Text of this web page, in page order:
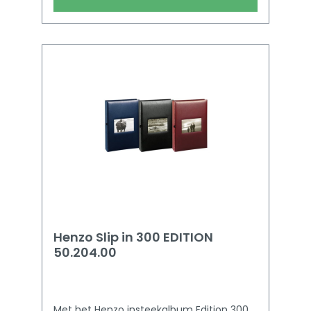
foto’s. De afmetingen van de foto’s zijn 10
foto's: 200 Aantal pagina's: 100
Afmetingen: 20x25 cm Type fotoalbum:
Insteekalbum Positionering: Staand
Materiaal pagina's: Papier Vorm:
Henzo Slip in 300 EDITION
50.204.00